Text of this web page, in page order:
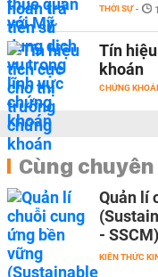
THỜI SỰ -
Tín
khoán
CHỨNG
Cùng
Quản lí
-
KIẾN THỨC